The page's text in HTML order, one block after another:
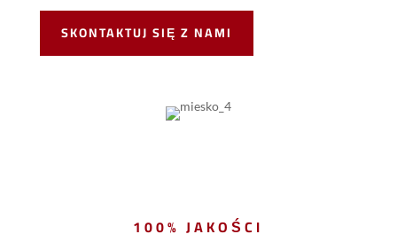
SKONTAKTUJ SIĘ Z NAMI
100% JAKOŚCI